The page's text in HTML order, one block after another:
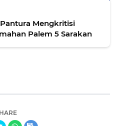
Mengkritisi
Palem 5 Sarakan